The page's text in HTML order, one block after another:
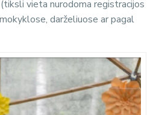
vieta nurodoma registracijos
darželiuose ar pagal